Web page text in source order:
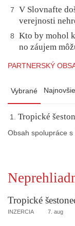
7
V Slovnafte
verejnosti
8
Kto by mohol
no záujem
PARTNERSKÝ
Vybrané Najnovšie
Tropické
Obsah spolupráce s
Tropické
INZERCIA 7. aug